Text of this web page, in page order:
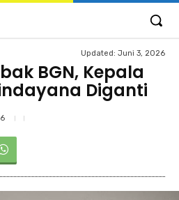
Updated: Juni 3, 2026
BGN, Kepala
Diganti